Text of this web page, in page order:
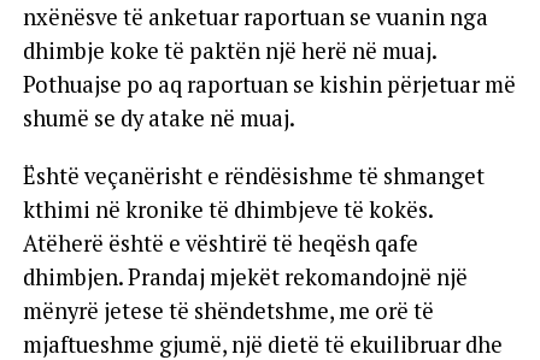
nxënësve të anketuar raportuan se vuanin nga
dhimbje koke të paktën një herë në muaj.
Pothuajse po aq raportuan se kishin përjetuar më
shumë se dy atake në muaj.
Është veçanërisht e rëndësishme të shmanget
kthimi në kronike të dhimbjeve të kokës.
Atëherë është e vështirë të heqësh qafe
dhimbjen. Prandaj mjekët rekomandojnë një
mënyrë jetese të shëndetshme, me orë të
mjaftueshme gjumë, një dietë të ekuilibruar dhe